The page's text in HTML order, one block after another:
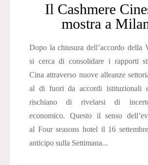
Il Cashmere
mostra a
Dopo la chiusura dell’accordo della
si cerca di consolidare i rapporti
Cina attraverso nuove alleanze
al di fuori da accordi istituzionali
rischiano di rivelarsi di
economico. Questo il senso
al Four seasons hotel il 16
anticipo sulla Settimana...